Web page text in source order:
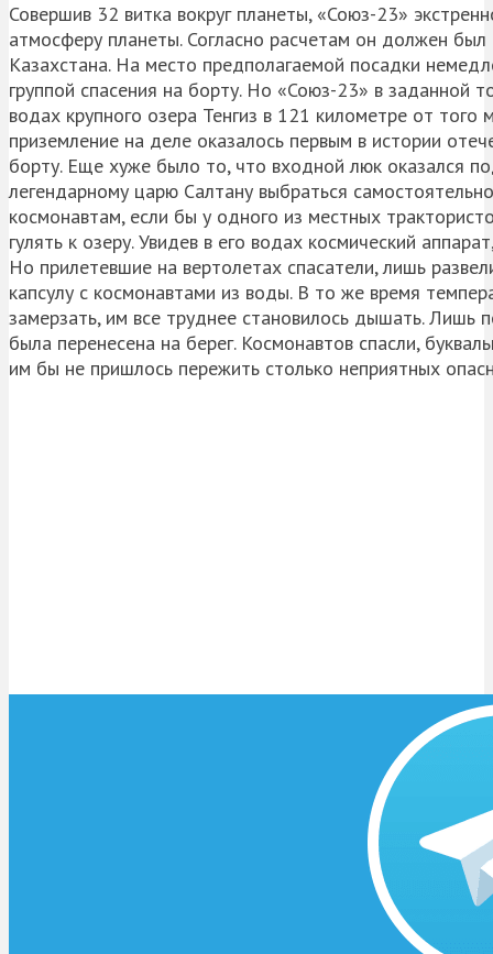
Совершив 32 витка вокруг планеты, «Союз-23»
атмосферу планеты. Согласно расчетам он должен
Казахстана. На место предполагаемой посадки
группой спасения на борту. Но «Союз-23» в заданной
водах крупного озера Тенгиз в 121 километре от
приземление на деле оказалось первым в истории
борту. Еще хуже было то, что входной люк оказался
легендарному царю Салтану выбраться
космонавтам, если бы у одного из местных
гулять к озеру. Увидев в его водах космический
Но прилетевшие на вертолетах спасатели, лишь
капсулу с космонавтами из воды. В то же время
замерзать, им все труднее становилось дышать. Лишь
была перенесена на берег. Космонавтов спасли,
им бы не пришлось пережить столько неприятных